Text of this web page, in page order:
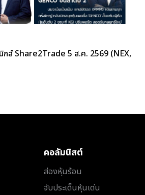
ส์ Share2Trade 5 ส.ค. 2569 (NEX,
คอลัมนิสต์
ส่องหุ้นร้อน
จับประเด็นหุ้นเด่น